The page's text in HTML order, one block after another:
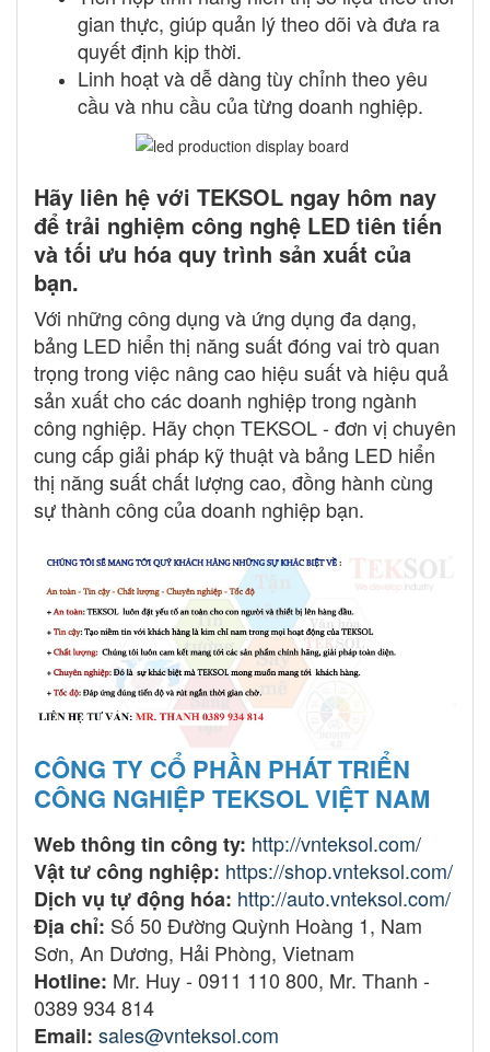
gian thực, giúp quản lý theo dõi và đưa ra
quyết định kịp thời.
Linh hoạt và dễ dàng tùy chỉnh theo yêu
cầu và nhu cầu của từng doanh nghiệp.
Hãy liên hệ với TEKSOL ngay hôm nay
để trải nghiệm công nghệ LED tiên tiến
và tối ưu hóa quy trình sản xuất của
bạn.
Với những công dụng và ứng dụng đa dạng,
bảng LED hiển thị năng suất đóng vai trò quan
trọng trong việc nâng cao hiệu suất và hiệu quả
sản xuất cho các doanh nghiệp trong ngành
công nghiệp. Hãy chọn TEKSOL - đơn vị chuyên
cung cấp giải pháp kỹ thuật và bảng LED hiển
thị năng suất chất lượng cao, đồng hành cùng
sự thành công của doanh nghiệp bạn.
CÔNG TY CỔ PHẦN PHÁT TRIỂN
CÔNG NGHIỆP TEKSOL VIỆT NAM
Web thông tin công ty: http://vnteksol.com/
Vật tư công nghiệp: https://shop.vnteksol.com/
Dịch vụ tự động hóa: http://auto.vnteksol.com/
Địa chỉ: Số 50 Đường Quỳnh Hoàng 1, Nam
Sơn, An Dương, Hải Phòng, Vietnam
Hotline: Mr. Huy - 0911 110 800, Mr. Thanh -
0389 934 814
Email: sales@vnteksol.com